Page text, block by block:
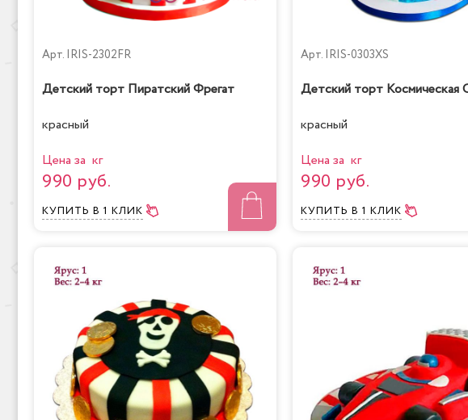
Арт. IRIS-2302FR
Детский торт Пиратский Фрегат
красный
Цена за кг
990 руб.
КУПИТЬ В 1 КЛИК
Арт. IRIS-0303XS
Детский торт Космическая
красный
Цена за кг
990 руб.
КУПИТЬ В 1 КЛИК